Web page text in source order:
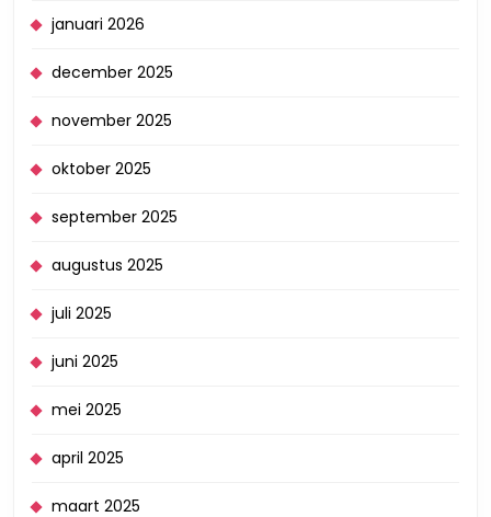
januari 2026
december 2025
november 2025
oktober 2025
september 2025
augustus 2025
juli 2025
juni 2025
mei 2025
april 2025
maart 2025